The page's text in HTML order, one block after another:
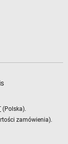
(Polska).
zamówienia).